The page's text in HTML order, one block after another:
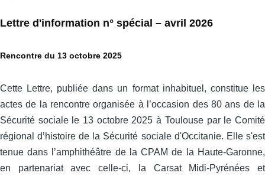
Lettre d'information n° spécial – avril 2026
Rencontre du 13 octobre 2025
Cette Lettre, publiée dans un format inhabituel, constitue les
actes de la rencontre organisée à l’occasion des 80 ans de la
Sécurité sociale le 13 octobre 2025 à Toulouse par le Comité
régional d’histoire de la Sécurité sociale d'Occitanie. Elle s'est
tenue dans l’amphithéâtre de la CPAM de la Haute-Garonne,
en partenariat avec celle‑ci, la Carsat Midi‑Pyrénées et